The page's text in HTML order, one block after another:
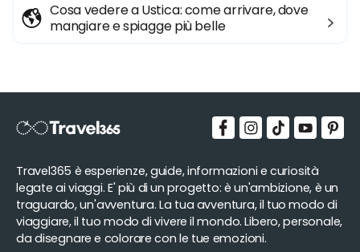
Cosa vedere a Ustica: come arrivare, dove
mangiare e spiagge più belle
Travel365 è esperienze, guide, informazioni e curiosità
legate ai viaggi. E' più di un progetto: è un'ambizione, è un
traguardo, un'avventura. La tua avventura, il tuo modo di
viaggiare, il tuo modo di vivere il mondo. Libero, personale,
da disegnare e colorare con le tue emozioni.